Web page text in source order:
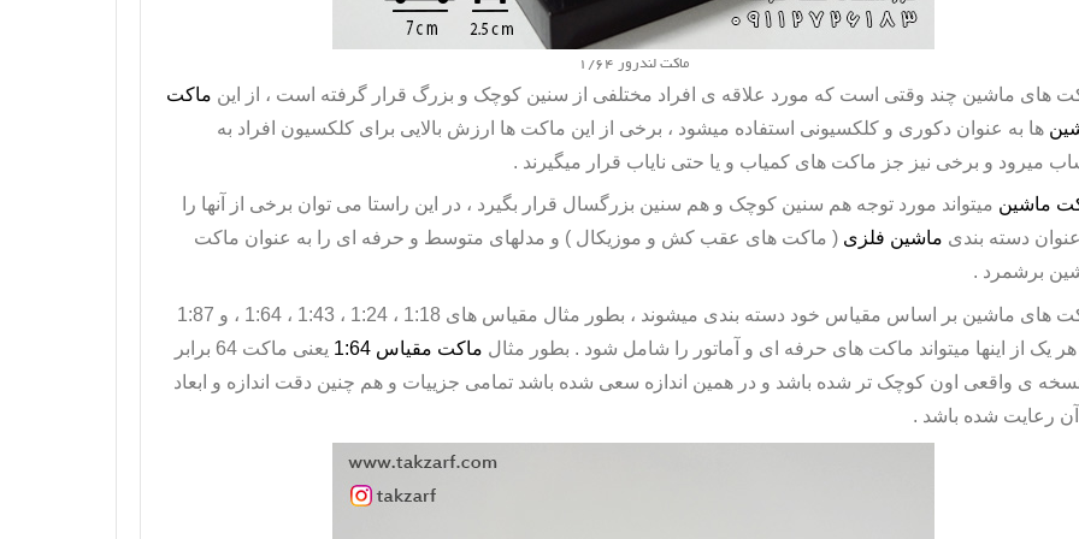
ماکت لندرور 1/64
های ماشین چند وقتی است که مورد علاقه ی افراد مختلفی از سنین کوچک و بزرگ قرار گرفته است ، از این ماکت
ها به عنوان دکوری و کلکسیونی استفاده میشود ، برخی از این ماکتها ارزش بالایی برای کلکسیون افراد به
میرود و برخی نیز جز ماکت های کمیاب و یا حتی نایاب قرار میگیرند .
ماشین میتواند مورد توجه هم سنین کوچک و هم سنین بزرگسال قرار بگیرد ، در این راستا می توان برخی از آنها را
دسته بندی ماشین فلزی ( ماکت های عقب کش و موزیکال ) و مدلهای متوسط و حرفه ای را به عنوان ماکت
برشمرد .
ماکت های ماشین بر اساس مقیاس خود دسته بندی میشوند ، بطور مثال مقیاس های 1:18 ، 1:24 ، 1:43 ، 1:64 ، و 1:87
یک از اینها میتواند ماکت های حرفه ای و آماتور را شامل شود . بطور مثال ماکت مقیاس 1:64
یعنی ماکت 64 برابر
نسخه ی واقعی اون کوچک تر شده باشد و در همین اندازه سعی شده باشد تمامی جزییات و هم چنین دقت اندازه و ابعاد
رعایت شده باشد .